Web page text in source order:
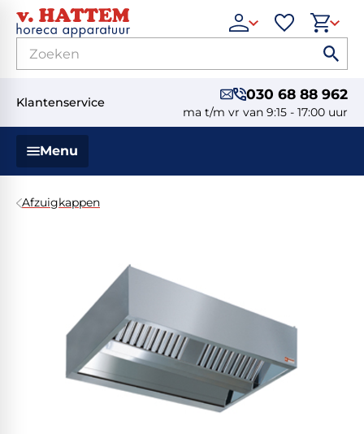
Klantenservice 030 68 88 962
ma t/m vr van 9:15 - 17:00 uur
Menu
Afzuigkappen